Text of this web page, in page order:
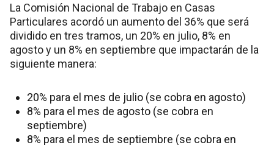
La Comisión Nacional de Trabajo en Casas
Particulares acordó un aumento del 36% que será
dividido en tres tramos, un 20% en julio, 8% en
agosto y un 8% en septiembre que impactarán de la
siguiente manera:
20% para el mes de julio (se cobra en agosto)
8% para el mes de agosto (se cobra en
septiembre)
8% para el mes de septiembre (se cobra en